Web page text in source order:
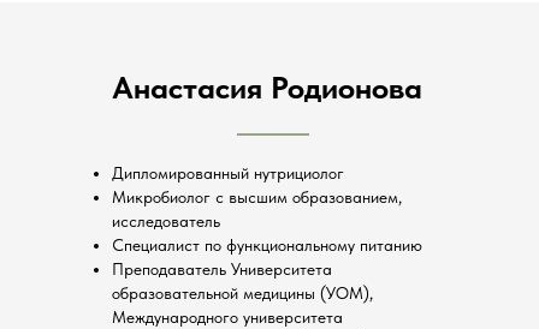
Анастасия Родионова
Дипломированный нутрициолог
Микробиолог с высшим образованием,
исследователь
Специалист по функциональному питанию
Преподаватель Университета
образовательной медицины (УОМ),
Международного университета